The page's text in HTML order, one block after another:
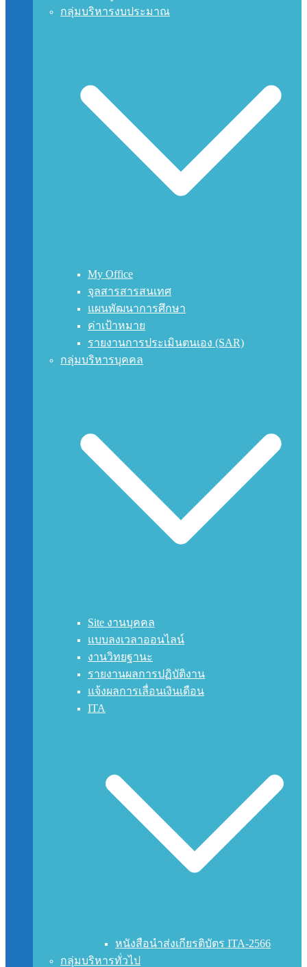
กลุ่มบริหารงบประมาณ
My Office
จุลสารสารสนเทศ
แผนพัฒนาการศึกษา
ค่าเป้าหมาย
รายงานการประเมินตนเอง (SAR)
กลุ่มบริหารบุคคล
Site งานบุคคล
แบบลงเวลาออนไลน์
งานวิทยฐานะ
รายงานผลการปฏิบัติงาน
แจ้งผลการเลื่อนเงินเดือน
ITA
หนังสือนำส่งเกียรติบัตร ITA-2566
กลุ่มบริหารทั่วไป